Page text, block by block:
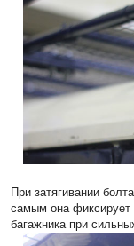
При затягивании
самым она фиксирует
багажника при